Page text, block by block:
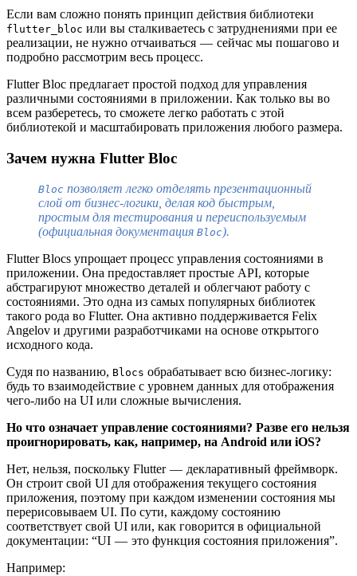
Если вам сложно понять принцип действия библиотеки
flutter_bloc или вы сталкиваетесь с затруднениями при ее
реализации, не нужно отчаиваться — сейчас мы пошагово и
подробно рассмотрим весь процесс.
Flutter Bloc предлагает простой подход для управления
различными состояниями в приложении. Как только вы во
всем разберетесь, то сможете легко работать с этой
библиотекой и масштабировать приложения любого размера.
Зачем нужна Flutter Bloc
Bloc позволяет легко отделять презентационный
слой от бизнес-логики, делая код быстрым,
простым для тестирования и переиспользуемым
(официальная документация Bloc).
Flutter Blocs упрощает процесс управления состояниями в
приложении. Она предоставляет простые API, которые
абстрагируют множество деталей и облегчают работу с
состояниями. Это одна из самых популярных библиотек
такого рода во Flutter. Она активно поддерживается Felix
Angelov и другими разработчиками на основе открытого
исходного кода.
Судя по названию, Blocs обрабатывает всю бизнес-логику:
будь то взаимодействие с уровнем данных для отображения
чего-либо на UI или сложные вычисления.
Но что означает управление состояниями? Разве его нельзя
проигнорировать, как, например, на Android или iOS?
Нет, нельзя, поскольку Flutter — декларативный фреймворк.
Он строит свой UI для отображения текущего состояния
приложения, поэтому при каждом изменении состояния мы
перерисовываем UI. По сути, каждому состоянию
соответствует свой UI или, как говорится в официальной
документации: “UI — это функция состояния приложения”.
Например: